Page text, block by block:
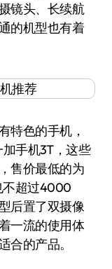
镜头、长续航
的机型也有着
色的手机，
手机3T，这些
售价最低的为
不超过4000
后置了双摄像
一流的使用体
合的产品。